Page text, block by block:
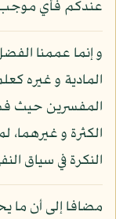
عندكم فأي موجب
و إنما عممنا
المادية و غيره
المفسرين حيث
الكثرة و
النكرة في سياق
مضافا إلى أن ما